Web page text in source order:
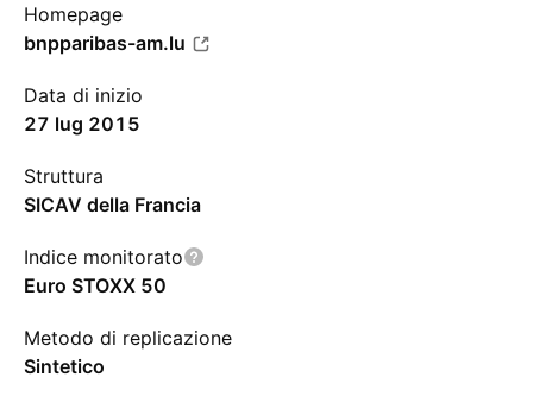
Homepage
bnpparibas-am.lu
Data di inizio
27 lug 2015
Struttura
SICAV della Francia
Indice monitorato
Euro STOXX 50
Metodo di replicazione
Sintetico